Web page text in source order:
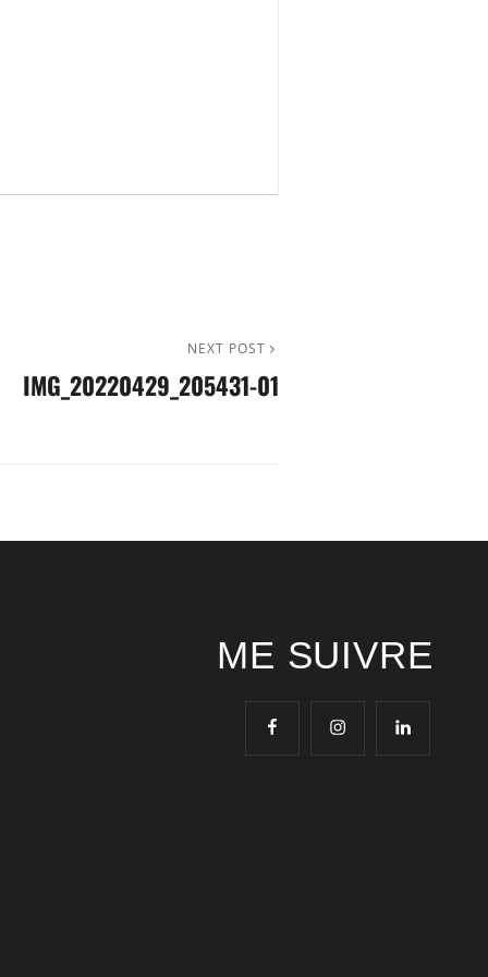
NEXT POST
IMG_20220429_205431-01
ME SUIVRE
facebook instagram linkedin